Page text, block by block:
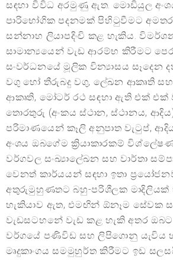
සඳහා විවිධ අරමුණු ඇත. මොඩියුල
පාරිභෝගික පදනමක් පිහිටුවීමට
සන්නාහ ලියාපදිංචි කළ හැකිය.
සාමාන්‍යයෙන් වැඩ ආරම්භ කිරීමට
සංවර්ධනයේ මූලික වින්‍යාසය සෑදෙන
වගු හෝ තීරුබදු වගු, ලේඛන ආකෘති
ආකෘති, මෝටර් රථ සඳහා ඇති එක් එක්
තොරතුරු (අංකය ස්ථාන, ස්ථානය,
පරිමාණයෙන් කෑලි අනුපාත වැටුප්,
අංශය ඔබගේම ක්‍රියාකාරකම්
වර්ගවල සංඛ්‍යාලේඛන සහ වාර්තා
වෙනත් කාර්යයන් සඳහා ඉතා
අතුරුමුහුණතට බහු-පරිශීලක මාදිලියක්
හැකියාව ඇත, එමඟින් ඕනෑම සේවක
වැඩසටහනේ වැඩ කළ හැකි අතර
වර්ගයේ පණිවිඩ සහ ලිපිගොනු යැවිය
මෘදුකාංගය සමමුහුර්ත කිරීමට ඉඩ